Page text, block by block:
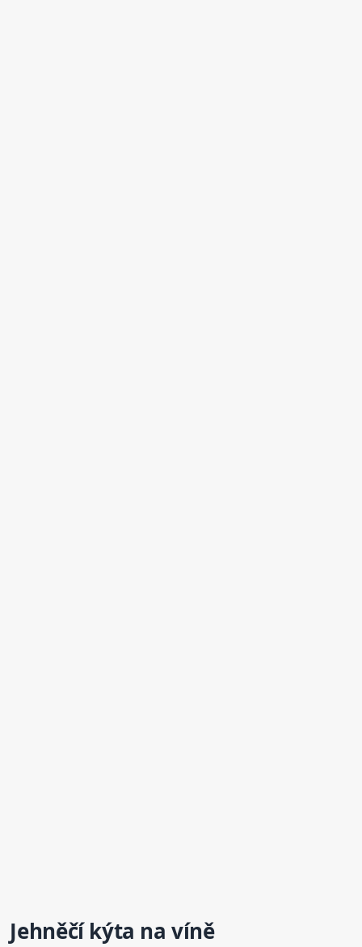
Jehněčí kýta na víně